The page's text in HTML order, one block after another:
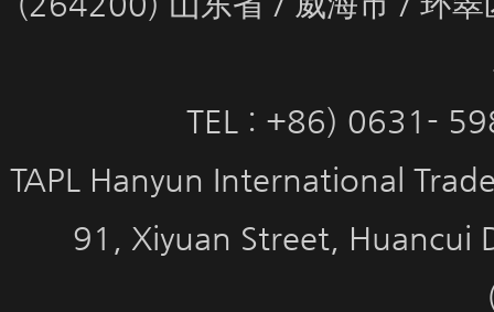
TEL : +86) 0631-
TAPL Hanyun International
91, Xiyuan Street, Huancui